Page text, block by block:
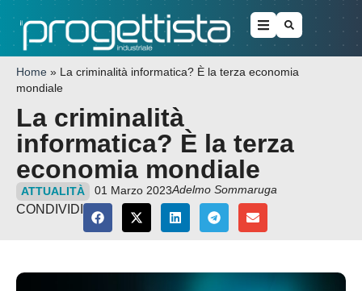
Home » La criminalità informatica? È la terza economia
mondiale
La criminalità
informatica? È la terza
economia mondiale
ATTUALITÀ 01 Marzo 2023Adelmo Sommaruga
CONDIVIDI